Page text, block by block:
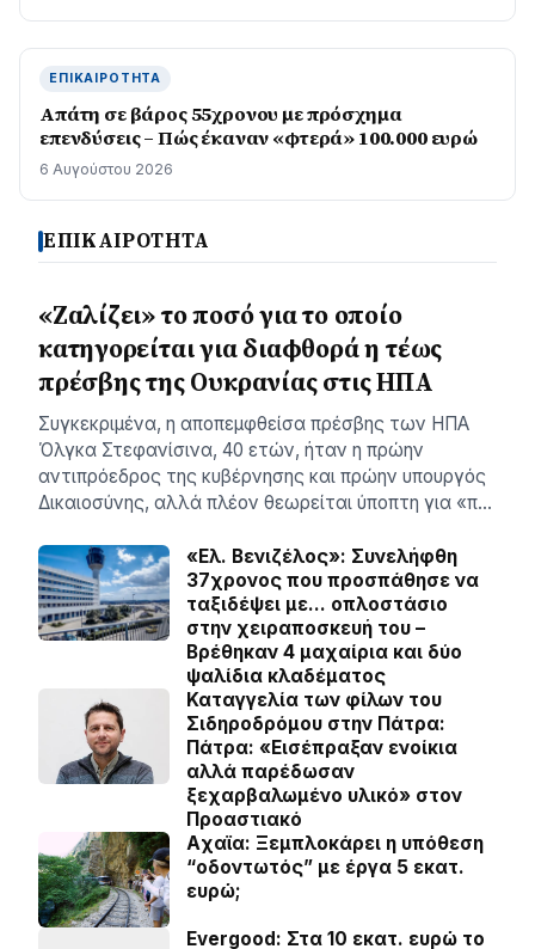
ΕΠΙΚΑΙΡΌΤΗΤΑ
Απάτη σε βάρος 55χρονου με πρόσχημα
επενδύσεις – Πώς έκαναν «φτερά» 100.000 ευρώ
6 Αυγούστου 2026
ΕΠΙΚΑΙΡΟΤΗΤΑ
«Ζαλίζει» το ποσό για το οποίο
κατηγορείται για διαφθορά η τέως
πρέσβης της Ουκρανίας στις ΗΠΑ
Συγκεκριμένα, η αποπεμφθείσα πρέσβης των ΗΠΑ
Όλγκα Στεφανίσινα, 40 ετών, ήταν η πρώην
αντιπρόεδρος της κυβέρνησης και πρώην υπουργός
Δικαιοσύνης, αλλά πλέον θεωρείται ύποπτη για «π…
«Ελ. Βενιζέλος»: Συνελήφθη
37χρονος που προσπάθησε να
ταξιδέψει με… οπλοστάσιο
στην χειραποσκευή του –
Βρέθηκαν 4 μαχαίρια και δύο
ψαλίδια κλαδέματος
Καταγγελία των φίλων του
Σιδηροδρόμου στην Πάτρα:
Πάτρα: «Εισέπραξαν ενοίκια
αλλά παρέδωσαν
ξεχαρβαλωμένο υλικό» στον
Προαστιακό
Aχαϊα: Ξεμπλοκάρει η υπόθεση
“οδοντωτός” με έργα 5 εκατ.
ευρώ;
Evergood: Στα 10 εκατ. ευρώ το